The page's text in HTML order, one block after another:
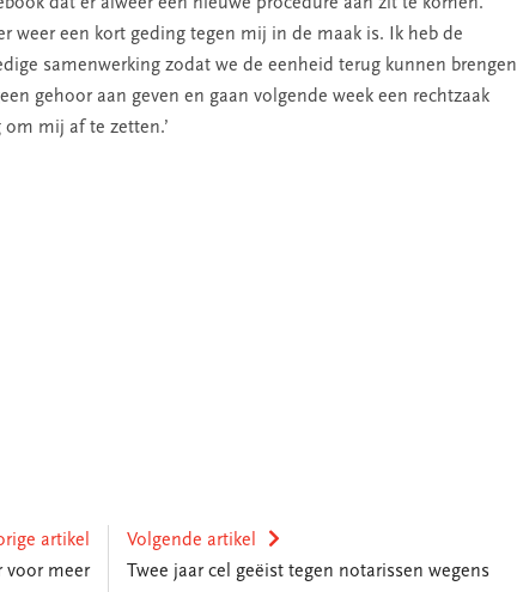
weer een kort geding tegen mij in de maak is. Ik heb de
samenwerking zodat we de eenheid terug kunnen brengen
gehoor aan geven en gaan volgende week een rechtzaak
mij af te zetten.’
artikel
voor meer
Volgende artikel
Twee jaar cel geëist tegen notarissen wegens